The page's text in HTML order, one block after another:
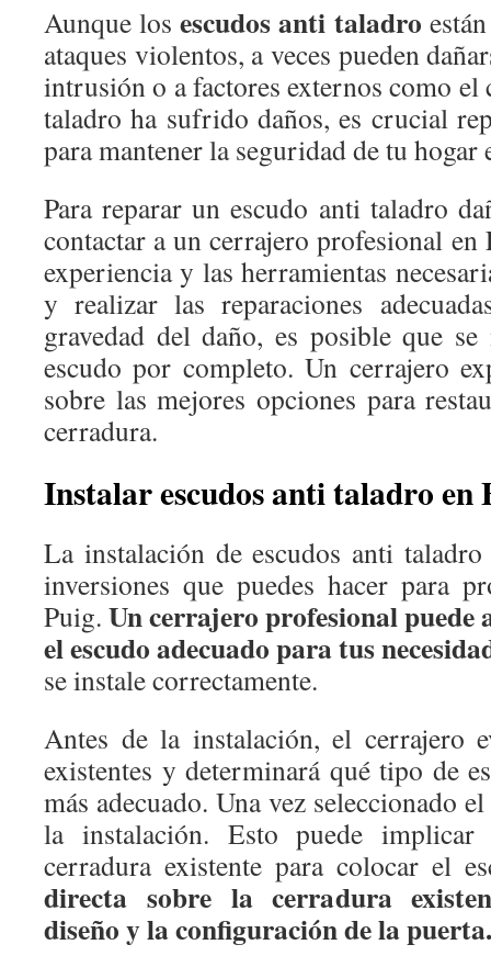
Aunque los escudos anti taladro
ataques violentos, a veces pueden
intrusión o a factores externos como
taladro ha sufrido daños, es crucial
para mantener la seguridad de tu hogar
Para reparar un escudo anti taladro
contactar a un cerrajero profesional
experiencia y las herramientas
y realizar las reparaciones
gravedad del daño, es posible que se
escudo por completo. Un cerrajero
sobre las mejores opciones para
cerradura.
Instalar escudos anti taladro en
La instalación de escudos anti
inversiones que puedes hacer para
Puig. Un cerrajero profesional puede
el escudo adecuado para tus
se instale correctamente.
Antes de la instalación, el cerrajero
existentes y determinará qué tipo de
más adecuado. Una vez seleccionado
la instalación. Esto puede
cerradura existente para colocar el
directa sobre la cerradura
diseño y la configuración de la puerta.